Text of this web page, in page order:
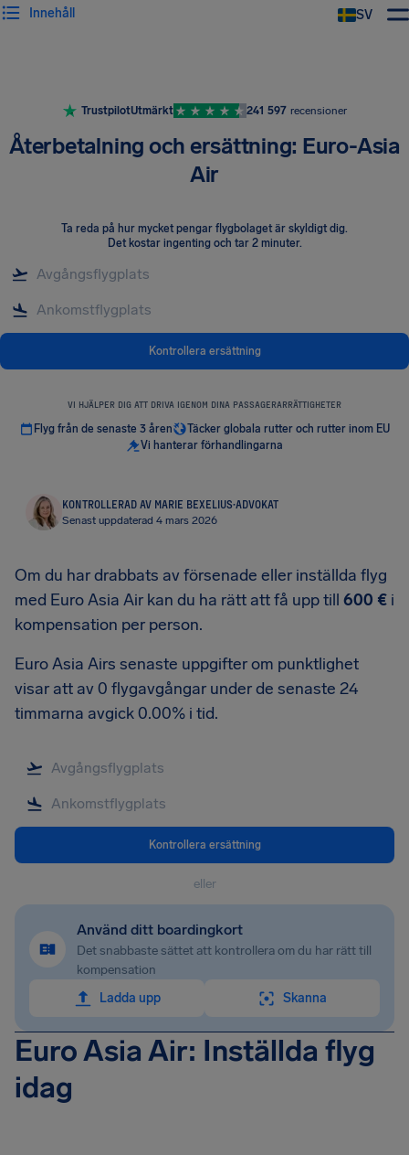
SV
Innehåll
TrustpilotUtmärkt 241 597 recensioner
Återbetalning och ersättning: Euro-Asia
Air
Ta reda på hur mycket pengar flygbolaget är skyldigt dig.
Det kostar ingenting och tar 2 minuter.
Kontrollera ersättning
VI HJÄLPER DIG ATT DRIVA IGENOM DINA PASSAGERARRÄTTIGHETER
Flyg från de senaste 3 åren
Täcker globala rutter och rutter inom EU
Vi hanterar förhandlingarna
KONTROLLERAD AV MARIE BEXELIUS·ADVOKAT
Senast uppdaterad 4 mars 2026
Om du har drabbats av försenade eller inställda flyg
med Euro Asia Air kan du ha rätt att få upp till 600 € i
kompensation per person.
Euro Asia Airs senaste uppgifter om punktlighet
visar att av 0 flygavgångar under de senaste 24
timmarna avgick 0.00% i tid.
Kontrollera ersättning
eller
Använd ditt boardingkort
Det snabbaste sättet att kontrollera om du har rätt till
kompensation
Ladda upp
Skanna
Euro Asia Air: Inställda flyg
idag